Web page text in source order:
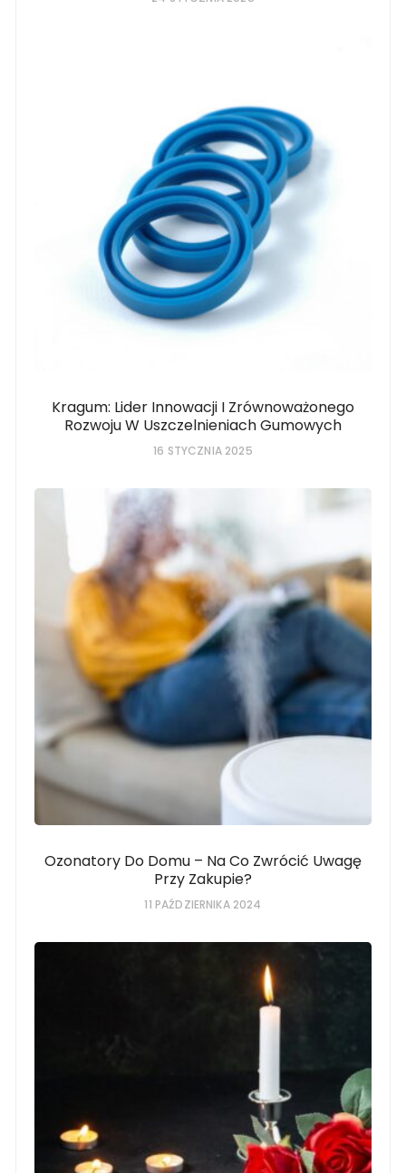
Kragum: Lider Innowacji I Zrównoważonego
Rozwoju W Uszczelnieniach Gumowych
16 STYCZNIA 2025
Ozonatory Do Domu – Na Co Zwrócić Uwagę
Przy Zakupie?
11 PAŹDZIERNIKA 2024